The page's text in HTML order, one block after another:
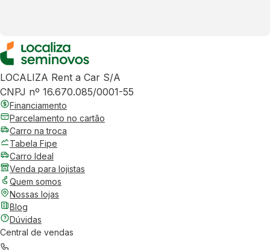
LOCALIZA Rent a Car S/A
CNPJ nº 16.670.085/0001-55
Financiamento
Parcelamento no cartão
Carro na troca
Tabela Fipe
Carro Ideal
Venda para lojistas
Quem somos
Nossas lojas
Blog
Dúvidas
Central de vendas